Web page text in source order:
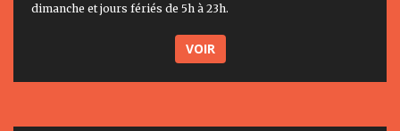
dimanche et jours fériés de 5h à 23h.
VOIR